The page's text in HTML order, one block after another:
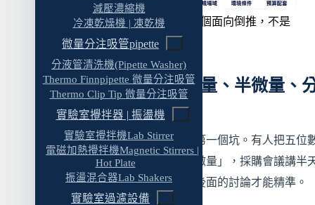
減壓濃縮機
冷凍乾燥機 | 凍乾機
微量分注吸管pipette
分液管清洗機(Pipette Washer)
Thermo Finnpipette 微量分注吸管
Thermo Clip Tip 微量分注吸管
實驗室攪拌器 | 振盪機
實驗室攪拌機Lab Stirrer
電磁加熱攪拌機Magnetic Stirrers |
Hot Plate
振盪混合器Lab Shakers
實驗室過濾設備
八、什麼時候要往六位數微量天平走？
六位數微量天平的選購超出本篇範圍
九、選購決策流程（Step 1–5）
Step 1：盤點最小樣品重量
Step 2：對應該天平的最小稱量
Step 3：評估樣品特性與場域
Step 4：評估環境條件
Step 5：選對應的型號與校正方式
0.1mg 還是 0.01mg？從六個面向倒推，不是
「越精密越好」。
一、先釐清詞彙：微量、半微量、
析、精密天平的對應
中文圈用詞混亂是這個主題的第一個坑。有人把五位
「微量」、有人把六位數叫「微量」，採購會議講半
果各想各的。先把詞彙釐清，後面的討論才能精準。